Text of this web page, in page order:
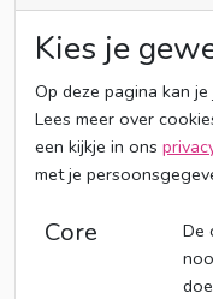
Kies je
Op deze pagina kan
Lees meer over
een kijkje in ons
met je
Core
De